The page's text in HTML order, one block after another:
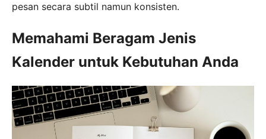
pesan secara subtil namun konsisten.
Memahami Beragam Jenis
Kalender untuk Kebutuhan Anda